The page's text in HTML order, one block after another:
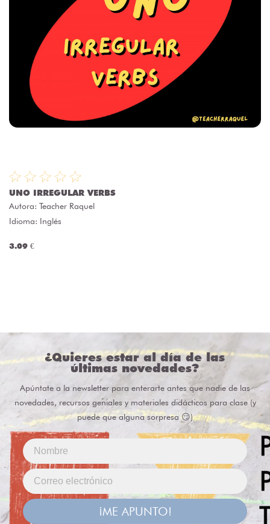
UNO IRREGULAR VERBS
Autora: Teacher Raquel
Idioma: Inglés
3.09 €
¿Quieres estar al día de las
últimas novedades?
Apúntate a la newsletter para enterarte antes que nadie de las
novedades, recursos geniales y materiales didácticos para clase (y
puede que alguna sorpresa 😏)
¡ME APUNTO!